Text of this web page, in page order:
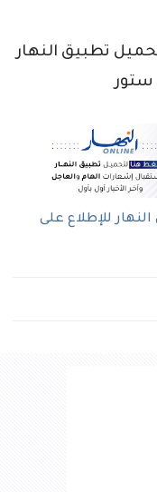
تطبيق النهار
ستور
للإطلاع على